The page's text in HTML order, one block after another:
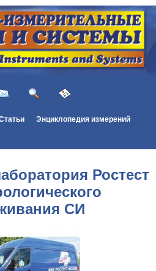
Энциклопедия измерений
Ростест
СИ